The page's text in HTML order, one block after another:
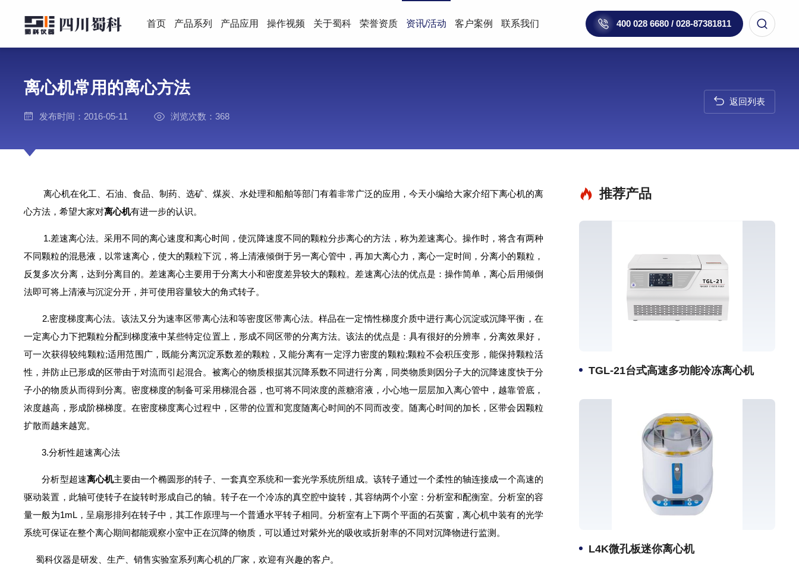
400 028 6680 / 028-87381811
首页 产品系列 产品应用 操作视频 关于蜀科 荣誉资质 资讯/活动 客户案例 联系我们
离心机常用的离心方法
发布时间：2016-05-11 浏览次数：368
返回列表
离心机在化工、石油、食品、制药、选矿、煤炭、水处理和船舶等部门有着非常广泛的应用，今天小编给大家介绍下离心机的离
心方法，希望大家对离心机有进一步的认识。
1.差速离心法。采用不同的离心速度和离心时间，使沉降速度不同的颗粒分步离心的方法，称为差速离心。操作时，将含有两种
不同颗粒的混悬液，以常速离心，使大的颗粒下沉，将上清液倾倒于另一离心管中，再加大离心力，离心一定时间，分离小的颗粒，
反复多次分离，达到分离目的。差速离心主要用于分离大小和密度差异较大的颗粒。差速离心法的优点是：操作简单，离心后用倾倒
法即可将上清液与沉淀分开，并可使用容量较大的角式转子。
2.密度梯度离心法。该法又分为速率区带离心法和等密度区带离心法。样品在一定惰性梯度介质中进行离心沉淀或沉降平衡，在
一定离心力下把颗粒分配到梯度液中某些特定位置上，形成不同区带的分离方法。该法的优点是：具有很好的分辨率，分离效果好，
可一次获得较纯颗粒;适用范围广，既能分离沉淀系数差的颗粒，又能分离有一定浮力密度的颗粒;颗粒不会积压变形，能保持颗粒活
性，并防止已形成的区带由于对流而引起混合。被离心的物质根据其沉降系数不同进行分离，同类物质则因分子大的沉降速度快于分
子小的物质从而得到分离。密度梯度的制备可采用梯混合器，也可将不同浓度的蔗糖溶液，小心地一层层加入离心管中，越靠管底，
浓度越高，形成阶梯梯度。在密度梯度离心过程中，区带的位置和宽度随离心时间的不同而改变。随离心时间的加长，区带会因颗粒
扩散而越来越宽。
3.分析性超速离心法
分析型超速离心机主要由一个椭圆形的转子、一套真空系统和一套光学系统所组成。该转子通过一个柔性的轴连接成一个高速的
驱动装置，此轴可使转子在旋转时形成自己的轴。转子在一个冷冻的真空腔中旋转，其容纳两个小室：分析室和配衡室。分析室的容
量一般为1mL，呈扇形排列在转子中，其工作原理与一个普通水平转子相同。分析室有上下两个平面的石英窗，离心机中装有的光学
系统可保证在整个离心期间都能观察小室中正在沉降的物质，可以通过对紫外光的吸收或折射率的不同对沉降物进行监测。
蜀科仪器是研发、生产、销售实验室系列离心机的厂家，欢迎有兴趣的客户。
推荐产品
TGL-21台式高速多功能冷冻离心机
L4K微孔板迷你离心机